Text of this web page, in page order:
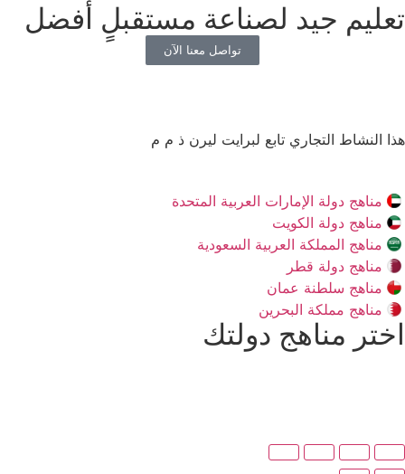
تعليم جيد لصناعة مستقبلٍ أفضل
تواصل معنا الآن
هذا النشاط التجاري تابع لبرايت ليرن ذ م م
مناهج دولة الإمارات العربية المتحدة
مناهج دولة الكويت
مناهج المملكة العربية السعودية
مناهج دولة قطر
مناهج سلطنة عمان
مناهج مملكة البحرين
اختر مناهج دولتك